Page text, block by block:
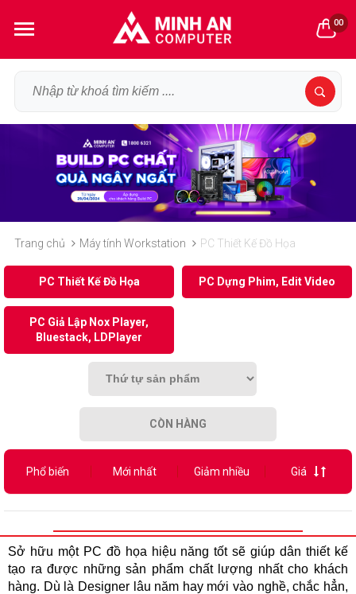
00
Trang chủ Máy tính Workstation PC Thiết Kế Đồ Họa
PC Thiết Kế Đồ Họa PC Dựng Phim, Edit Video
PC Giả Lập Nox Player,
Bluestack, LDPlayer
CÒN HÀNG
Phổ biến Mới nhất Giảm nhiều Giá
Sở hữu một PC đồ họa hiệu năng tốt sẽ giúp dân thiết kế
tạo ra được những sản phẩm chất lượng nhất cho khách
hàng. Dù là Designer lâu năm hay mới vào nghề, chắc hẳn,